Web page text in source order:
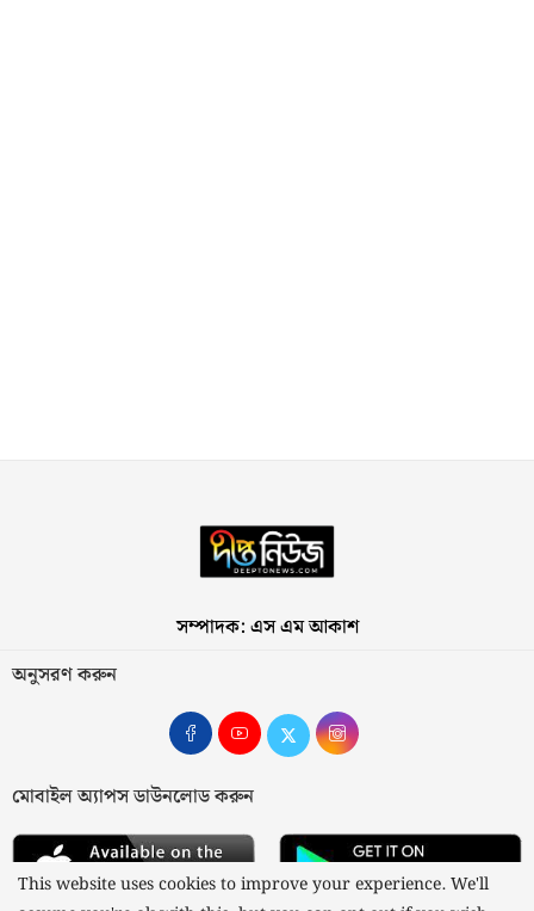
সম্পাদক: এস এম আকাশ
অনুসরণ করুন
মোবাইল অ্যাপস ডাউনলোড করুন
This website uses cookies to improve your experience. We'll